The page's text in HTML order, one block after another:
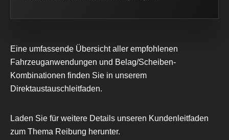
Eine umfassende Übersicht aller empfohlenen
Fahrzeuganwendungen und Belag/Scheiben-
Kombinationen finden Sie in unserem
Direktaustauschleitfaden.
Laden Sie für weitere Details unseren Kundenleitfaden
zum Thema Reibung herunter.